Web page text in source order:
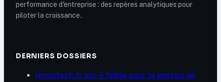
performance d'entreprise : des repères analytiques pour
piloter la croissance.
DERNIERS DOSSIERS
Immofoch.fr est-il fiable pour la gestion de